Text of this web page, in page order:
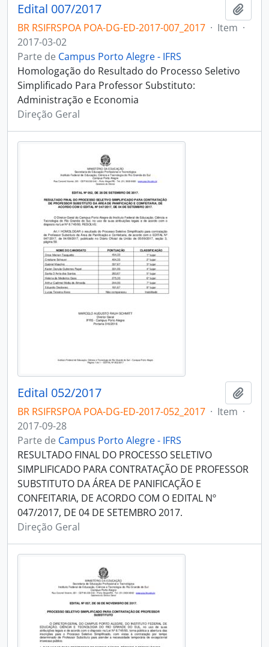
Edital 007/2017
BR RSIFRSPOA POA-DG-ED-2017-007_2017 · Item ·
2017-03-02
Parte de Campus Porto Alegre - IFRS
Homologação do Resultado do Processo Seletivo
Simplificado Para Professor Substituto:
Administração e Economia
Direção Geral
Edital 052/2017
BR RSIFRSPOA POA-DG-ED-2017-052_2017 · Item ·
2017-09-28
Parte de Campus Porto Alegre - IFRS
RESULTADO FINAL DO PROCESSO SELETIVO
SIMPLIFICADO PARA CONTRATAÇÃO DE PROFESSOR
SUBSTITUTO DA ÁREA DE PANIFICAÇÃO E
CONFEITARIA, DE ACORDO COM O EDITAL Nº
047/2017, DE 04 DE SETEMBRO 2017.
Direção Geral